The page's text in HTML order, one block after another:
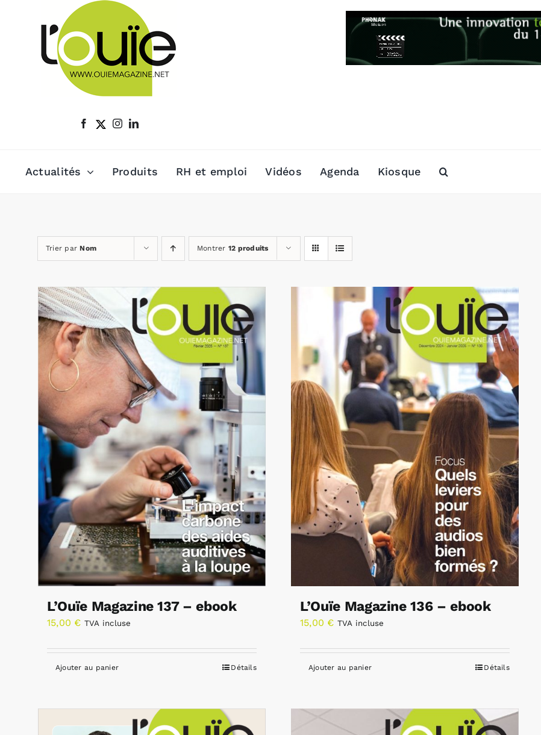
Actualités Produits RH et emploi Vidéos Agenda Kiosque
Trier parNom Montrer 12 produits
L’Ouïe Magazine 137 – ebook
15,00 € TVA incluse
Ajouter au panier Détails
L’Ouïe Magazine 136 – ebook
15,00 € TVA incluse
Ajouter au panier Détails